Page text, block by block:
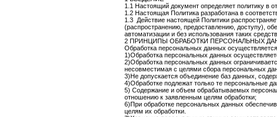
1.1 Настоящий документ определяет политику в
1.2 Настоящая Политика разработана в
1.3 Действие настоящей Политики
(распространению, предоставлению, доступу),
автоматизации и без использования таких средств.
2 ПРИНЦИПЫ ОБРАБОТКИ ПЕРСОНАЛЬНЫХ
Обработка персональных данных
1)Обработка персональных данных
2)Обработка персональных данных
несовместимая с целями сбора персональных
3)Не допускается объединение баз данных,
4)Обработке подлежат только те персональные
5) Содержание и объем обрабатываемых
отношению к заявленным целям обработки;
6)При обработке персональных данных
целям их обработки.